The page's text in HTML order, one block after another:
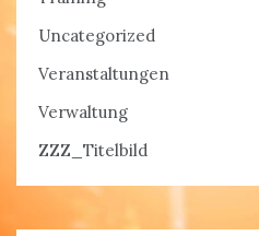
Uncategorized
Veranstaltungen
Verwaltung
ZZZ_Titelbild